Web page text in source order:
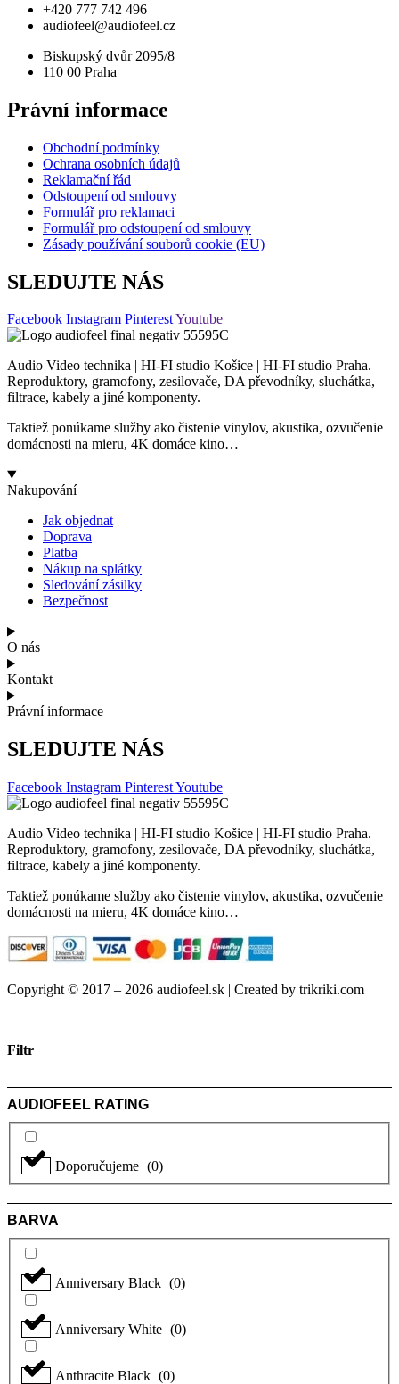
+420 777 742 496
audiofeel@audiofeel.cz
Biskupský dvůr 2095/8
110 00 Praha
Právní informace
Obchodní podmínky
Ochrana osobních údajů
Reklamační řád
Odstoupení od smlouvy
Formulář pro reklamaci
Formulář pro odstoupení od smlouvy
Zásady používání souborů cookie (EU)
SLEDUJTE NÁS
Facebook Instagram PinterestYoutube
Audio Video technika | HI-FI studio Košice | HI-FI studio Praha.
Reproduktory, gramofony, zesilovače, DA převodníky, sluchátka,
filtrace, kabely a jiné komponenty.
Taktiež ponúkame služby ako čistenie vinylov, akustika, ozvučenie
domácnosti na mieru, 4K domáce kino…
Nakupování
Jak objednat
Doprava
Platba
Nákup na splátky
Sledování zásilky
Bezpečnost
O nás
Kontakt
Právní informace
SLEDUJTE NÁS
Facebook Instagram PinterestYoutube
Audio Video technika | HI-FI studio Košice | HI-FI studio Praha.
Reproduktory, gramofony, zesilovače, DA převodníky, sluchátka,
filtrace, kabely a jiné komponenty.
Taktiež ponúkame služby ako čistenie vinylov, akustika, ozvučenie
domácnosti na mieru, 4K domáce kino…
Copyright © 2017 – 2026 audiofeel.sk | Created by trikriki.com
Filtr
AUDIOFEEL RATING
Doporučujeme (0)
BARVA
Anniversary Black (0)
Anniversary White (0)
Anthracite Black (0)